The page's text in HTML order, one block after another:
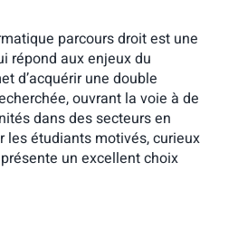
parcours droit est une
répond aux enjeux du
d’acquérir une double
ouvrant la voie à de
dans des secteurs en
les étudiants motivés, curieux
un excellent choix